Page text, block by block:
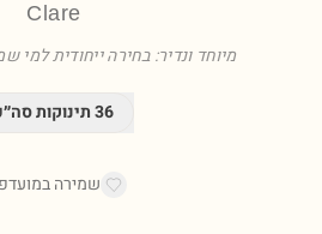
Clare
מיוחד ונדיר: בחירה ייחודית
36תינוקות
שמירה